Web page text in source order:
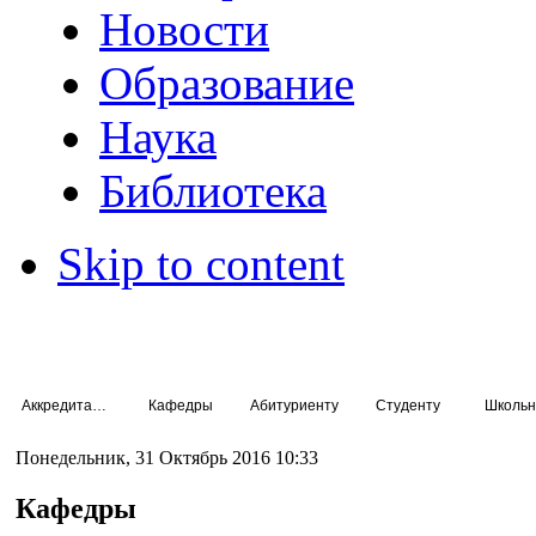
Новости
Образование
Наука
Библиотека
Skip to content
Кафедры Абитуриенту Студенту
Понедельник, 31 Октябрь 2016 10:33
Кафедры